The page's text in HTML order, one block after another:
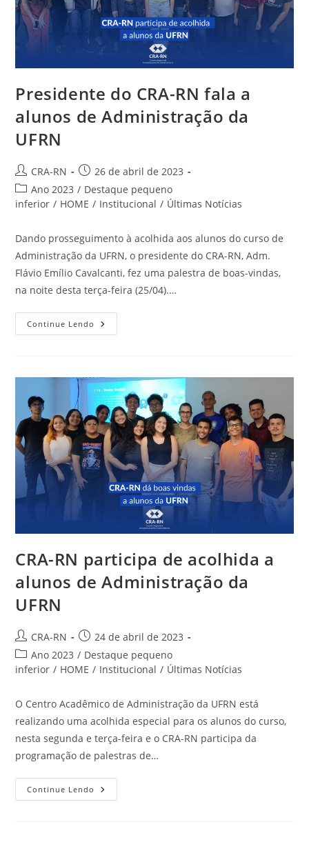
Presidente do CRA-RN fala a
alunos de Administração da
UFRN
Autor
do
post:
CRA-RN
Post
publicado:
26 de abril de 2023
Categoria
do
Ano 2023 / Destaque pequeno
inferior / HOME / Institucional / Últimas Notícias
Dando prosseguimento à acolhida aos alunos do curso de
Administração da UFRN, o presidente do CRA-RN, Adm.
Flávio Emílio Cavalcanti, fez uma palestra de boas-vindas,
na noite desta terça-feira (25/04).…
Continue Lendo Presidente
Do
Alunos
De
Administração
Da
UFRN
CRA-RN participa de acolhida a
alunos de Administração da
UFRN
Autor
do
post:
CRA-RN
Post
publicado:
24 de abril de 2023
Categoria
do
Ano 2023 / Destaque pequeno
inferior / HOME / Institucional / Últimas Notícias
O Centro Acadêmico de Administração da UFRN está
realizando uma acolhida especial para os alunos do curso,
nesta segunda e terça-feira e o CRA-RN participa da
programação de palestras de…
Continue Lendo CRA-
RN